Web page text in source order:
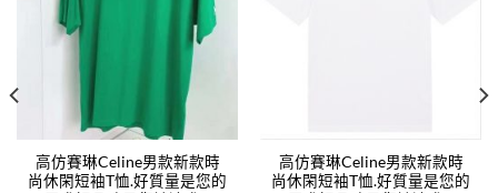
高仿賽琳Celine男款新款時
尚休閑短袖T恤.好質量是您的
高仿賽琳Celine男款新款時
尚休閑短袖T恤.好質量是您的